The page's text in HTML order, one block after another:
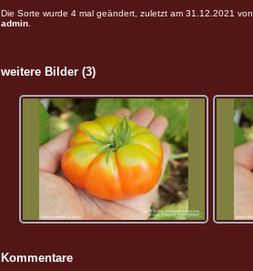
Die Sorte wurde 4 mal geändert, zuletzt am 31.12.2021 von
admin
weitere Bilder (3)
Kommentare